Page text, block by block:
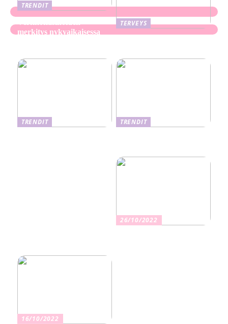
TRENDIT
merkitys nykyaikaisessa
TERVEYS
TRENDIT
TRENDIT
26/10/2022
16/10/2022